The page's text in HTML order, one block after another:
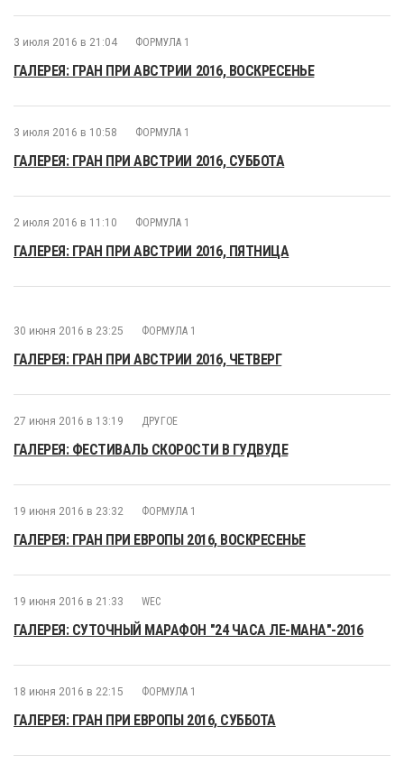
3 июля 2016 в 21:04 ФОРМУЛА 1
ГАЛЕРЕЯ: ГРАН ПРИ АВСТРИИ 2016, ВОСКРЕСЕНЬЕ
3 июля 2016 в 10:58 ФОРМУЛА 1
ГАЛЕРЕЯ: ГРАН ПРИ АВСТРИИ 2016, СУББОТА
2 июля 2016 в 11:10 ФОРМУЛА 1
ГАЛЕРЕЯ: ГРАН ПРИ АВСТРИИ 2016, ПЯТНИЦА
30 июня 2016 в 23:25 ФОРМУЛА 1
ГАЛЕРЕЯ: ГРАН ПРИ АВСТРИИ 2016, ЧЕТВЕРГ
27 июня 2016 в 13:19 ДРУГОЕ
ГАЛЕРЕЯ: ФЕСТИВАЛЬ СКОРОСТИ В ГУДВУДЕ
19 июня 2016 в 23:32 ФОРМУЛА 1
ГАЛЕРЕЯ: ГРАН ПРИ ЕВРОПЫ 2016, ВОСКРЕСЕНЬЕ
19 июня 2016 в 21:33 WEC
ГАЛЕРЕЯ: СУТОЧНЫЙ МАРАФОН "24 ЧАСА ЛЕ-МАНА"-2016
18 июня 2016 в 22:15 ФОРМУЛА 1
ГАЛЕРЕЯ: ГРАН ПРИ ЕВРОПЫ 2016, СУББОТА